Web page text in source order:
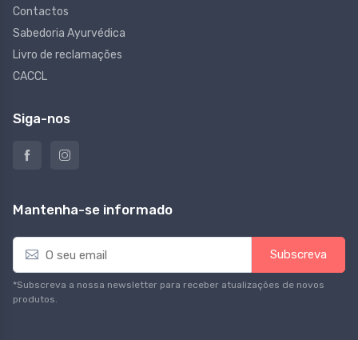
Contactos
Sabedoria Ayurvédica
Livro de reclamações
CACCL
Siga-nos
Mantenha-se informado
E
a
i
l
Subscreva
*Subscreva a nossa newsletter para receber atualizações de novos
produtos.